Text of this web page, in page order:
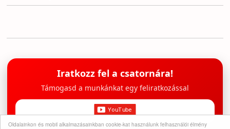
Oldalainkon és mobil alkalmazásainkban cookie-kat használunk felhasználói élmény
Iratkozz fel a csatornára!
Támogasd a munkánkat egy feliratkozással